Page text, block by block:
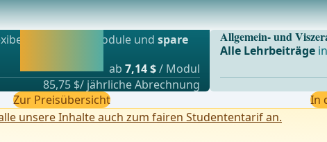
Eröffnung der Gerot
unsere Lernmodule undspare
ab 7,14 $/ Modul
85,75 $/ jährliche Abrechnung
Zur Preisübersicht
Allgemein- und
Alle Lehrbeiträge
In
unsere Inhalte auch zum fairen Studententarif an.